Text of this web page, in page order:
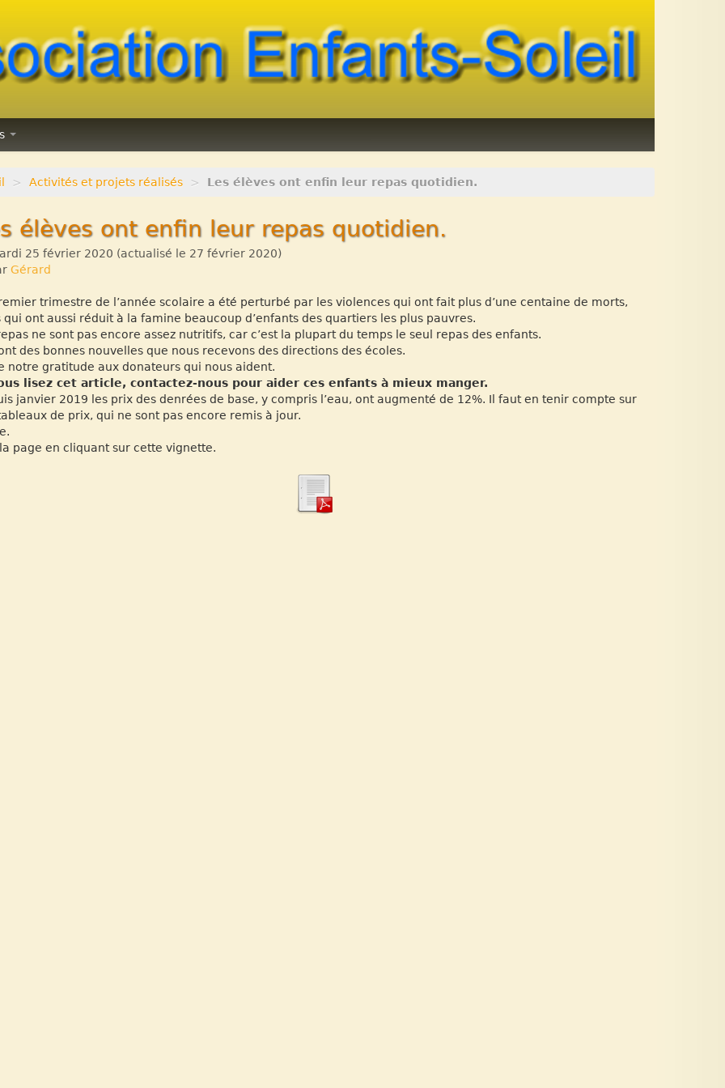
> Activités et projets réalisés > Les élèves ont enfin leur repas quotidien.
élèves ont enfin leur repas quotidien.
25 février 2020 (actualisé le 27 février 2020)
Gérard
trimestre de l’année scolaire a été perturbé par les violences qui ont fait plus d’une centaine de morts,
qui ont aussi réduit à la famine beaucoup d’enfants des quartiers les plus pauvres.
ne sont pas encore assez nutritifs, car c’est la plupart du temps le seul repas des enfants.
des bonnes nouvelles que nous recevons des directions des écoles.
notre gratitude aux donateurs qui nous aident.
lisez cet article, contactez-nous pour aider ces enfants à mieux manger.
janvier 2019 les prix des denrées de base, y compris l’eau, ont augmenté de 12%. Il faut en tenir compte sur
de prix, qui ne sont pas encore remis à jour.
page en cliquant sur cette vignette.